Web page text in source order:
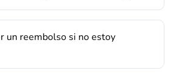
un reembolso si no estoy